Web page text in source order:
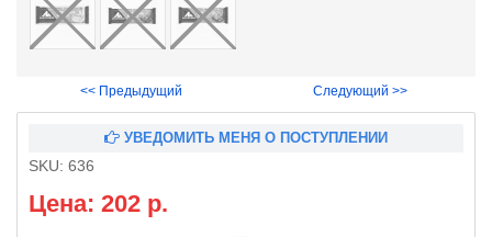
<< Предыдущий Следующий >>
УВЕДОМИТЬ МЕНЯ О ПОСТУПЛЕНИИ
SKU: 636
Цена: 202 р.